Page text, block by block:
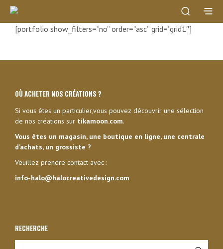
[portfolio show_filters=”no” order=”asc” grid=”grid1″]
OÙ ACHETER NOS CRÉATIONS ?
Si vous êtes un particulier,vous pouvez découvrir une sélection
de nos créations sur tikamoon.com.
Vous êtes un magasin, une boutique en ligne, une centrale
d’achats, un grossiste ?
Veuillez prendre contact avec :
info-halo@halocreativedesign.com
RECHERCHE